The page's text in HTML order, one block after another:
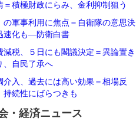
＝積極財政にらみ、金利抑制狙う
の軍事利用に焦点＝自衛隊の意思決
速化も―防衛白書
減税、５日にも閣議決定＝異論置き
、自民了承へ
介入、過去には高い効果＝相場反
持続性にばらつきも
・経済ニュース